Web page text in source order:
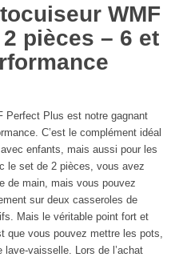
WMF
pièces – 6 et
Perfect Plus est notre gagnant
C’est le complément idéal
enfants, mais aussi pour les
le set de 2 pièces, vous avez
de main, mais vous pouvez
sur deux casseroles de
Mais le véritable point fort et
que vous pouvez mettre les pots,
vaisselle. Lors de l’achat